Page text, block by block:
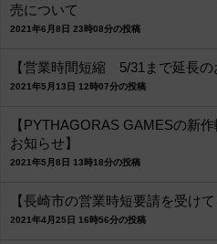
売について
2021年6月8日 23時08分の投稿
【営業時間短縮 5/31まで延長の
2021年5月13日 12時07分の投稿
【PYTHAGORAS GAMESの新
お知らせ】
2021年5月8日 13時18分の投稿
【長崎市の営業時短要請を受けて
2021年4月25日 16時56分の投稿